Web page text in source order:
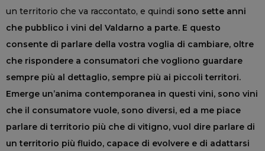
un territorio che va raccontato, e quindi sono sette anni
che pubblico i vini del Valdarno a parte. E questo
consente di parlare della vostra voglia di cambiare, oltre
che rispondere a consumatori che vogliono guardare
sempre più al dettaglio, sempre più ai piccoli territori.
Emerge un’anima contemporanea in questi vini, sono vini
che il consumatore vuole, sono diversi, ed a me piace
parlare di territorio più che di vitigno, vuol dire parlare di
un territorio più fluido, capace di evolvere e di adattarsi